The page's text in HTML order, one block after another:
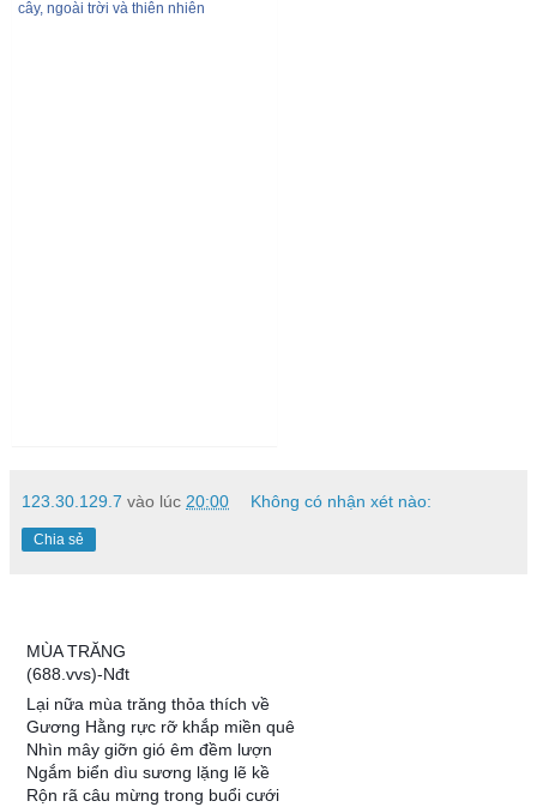
123.30.129.7 vào lúc 20:00 Không có nhận xét nào:
Chia sẻ
MÙA TRĂNG
(688.vvs)-Nđt
Lại nữa mùa trăng thỏa thích về
Gương Hằng rực rỡ khắp miền quê
Nhìn mây giỡn gió êm đềm lượn
Ngắm biển dìu sương lặng lẽ kề
Rộn rã câu mừng trong buổi cưới